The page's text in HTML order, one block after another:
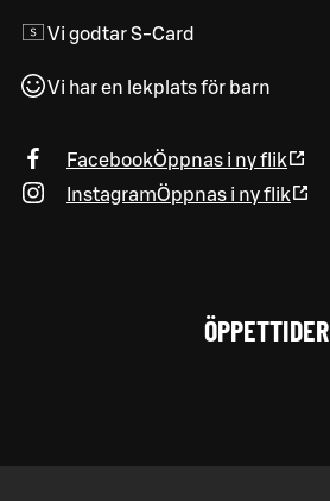
Vi godtar S-Card
Vi har en lekplats för barn
FacebookÖppnas i ny flik
InstagramÖppnas i ny flik
ÖPPETTIDER